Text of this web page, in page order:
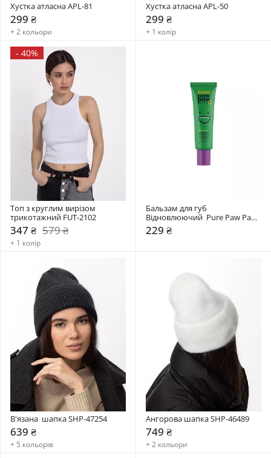
Хустка атласна APL-81
299 ₴
+ 2 кольори
Хустка атласна APL-50
299 ₴
+ 1 колір
- 40%
Топ з круглим вирізом
трикотажний FUT-2102
347 ₴ 579 ₴
+ 1 колір
Бальзам для губ
Відновлюючий  Pure Paw Paw
15 гр
229 ₴
В'язана  шапка SHP-47254
639 ₴
+ 5 кольорів
Ангорова шапка SHP-46489
749 ₴
+ 2 кольори